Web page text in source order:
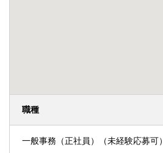
職種
一般事務（正社員）（未経験応募可）